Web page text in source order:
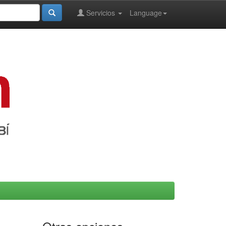
Language
Servicios